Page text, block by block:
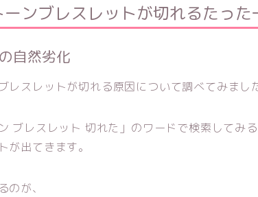
ンブレスレットが切れるたった
自然劣化
レスレットが切れる原因について調べてみまし
ブレスレット 切れた」のワードで検索してみ
が出てきます。
のが、